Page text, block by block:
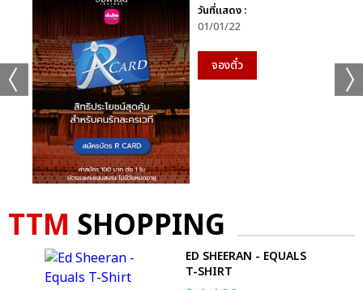
วันที่แสดง :
01/01/22
จองตั๋ว
TTM SHOPPING
ED SHEERAN - EQUALS
T-SHIRT